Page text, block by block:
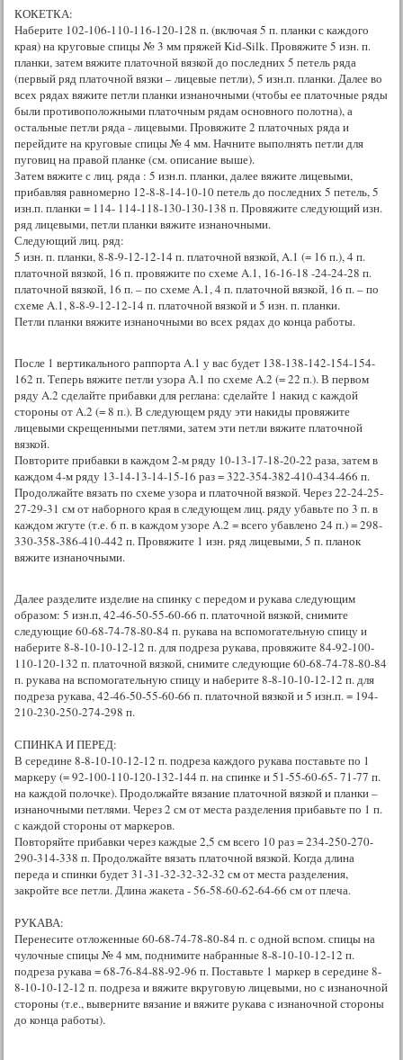
КОКЕТКА:
Наберите 102-106-110-116-120-128 п. (включая 5 п. планки с каждого
края) на круговые спицы № 3 мм пряжей Kid-Silk. Провяжите 5 изн. п.
планки, затем вяжите платочной вязкой до последних 5 петель ряда
(первый ряд платочной вязки – лицевые петли), 5 изн.п. планки. Далее во
всех рядах вяжите петли планки изнаночными (чтобы ее платочные ряды
были противоположными платочным рядам основного полотна), а
остальные петли ряда - лицевыми. Провяжите 2 платочных ряда и
перейдите на круговые спицы № 4 мм. Начните выполнять петли для
пуговиц на правой планке (см. описание выше).
Затем вяжите с лиц. ряда : 5 изн.п. планки, далее вяжите лицевыми,
прибавляя равномерно 12-8-8-14-10-10 петель до последних 5 петель, 5
изн.п. планки = 114- 114-118-130-130-138 п. Провяжите следующий изн.
ряд лицевыми, петли планки вяжите изнаночными.
Следующий лиц. ряд:
5 изн. п. планки, 8-8-9-12-12-14 п. платочной вязкой, A.1 (= 16 п.), 4 п.
платочной вязкой, 16 п. провяжите по схеме A.1, 16-16-18 -24-24-28 п.
платочной вязкой, 16 п. – по схеме A.1, 4 п. платочной вязкой, 16 п. – по
схеме A.1, 8-8-9-12-12-14 п. платочной вязкой и 5 изн. п. планки.
Петли планки вяжите изнаночными во всех рядах до конца работы.
После 1 вертикального раппорта A.1 у вас будет 138-138-142-154-154-
162 п. Теперь вяжите петли узора А.1 по схеме A.2 (= 22 п.). В первом
ряду A.2 сделайте прибавки для реглана: сделайте 1 накид с каждой
стороны от A.2 (= 8 п.). В следующем ряду эти накиды провяжите
лицевыми скрещенными петлями, затем эти петли вяжите платочной
вязкой.
Повторите прибавки в каждом 2-м ряду 10-13-17-18-20-22 раза, затем в
каждом 4-м ряду 13-14-13-14-15-16 раз = 322-354-382-410-434-466 п.
Продолжайте вязать по схеме узора и платочной вязкой. Через 22-24-25-
27-29-31 см от наборного края в следующем лиц. ряду убавьте по 3 п. в
каждом жгуте (т.е. 6 п. в каждом узоре A.2 = всего убавлено 24 п.) = 298-
330-358-386-410-442 п. Провяжите 1 изн. ряд лицевыми, 5 п. планок
вяжите изнаночными.
Далее разделите изделие на спинку с передом и рукава следующим
образом: 5 изн.п, 42-46-50-55-60-66 п. платочной вязкой, снимите
следующие 60-68-74-78-80-84 п. рукава на вспомогательную спицу и
наберите 8-8-10-10-12-12 п. для подреза рукава, провяжите 84-92-100-
110-120-132 п. платочной вязкой, снимите следующие 60-68-74-78-80-84
п. рукава на вспомогательную спицу и наберите 8-8-10-10-12-12 п. для
подреза рукава, 42-46-50-55-60-66 п. платочной вязкой и 5 изн.п. = 194-
210-230-250-274-298 п.
СПИНКА И ПЕРЕД:
В середине 8-8-10-10-12-12 п. подреза каждого рукава поставьте по 1
маркеру (= 92-100-110-120-132-144 п. на спинке и 51-55-60-65- 71-77 п.
на каждой полочке). Продолжайте вязание платочной вязкой и планки –
изнаночными петлями. Через 2 см от места разделения прибавьте по 1 п.
с каждой стороны от маркеров.
Повторяйте прибавки через каждые 2,5 см всего 10 раз = 234-250-270-
290-314-338 п. Продолжайте вязать платочной вязкой. Когда длина
переда и спинки будет 31-31-32-32-32-32 см от места разделения,
закройте все петли. Длина жакета - 56-58-60-62-64-66 см от плеча.
РУКАВА:
Перенесите отложенные 60-68-74-78-80-84 п. с одной вспом. спицы на
чулочные спицы № 4 мм, поднимите набранные 8-8-10-10-12-12 п.
подреза рукава = 68-76-84-88-92-96 п. Поставьте 1 маркер в середине 8-
8-10-10-12-12 п. подреза и вяжите вкруговую лицевыми, но с изнаночной
стороны (т.е., выверните вязание и вяжите рукава с изнаночной стороны
до конца работы).